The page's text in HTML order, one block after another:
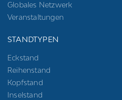
Globales Netzwerk
Veranstaltungen
STANDTYPEN
Eckstand
Reihenstand
Kopfstand
Inselstand